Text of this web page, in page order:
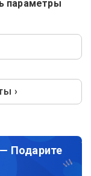
параметры
›
Подарите